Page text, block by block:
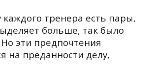
каждого тренера есть пары,
больше, так было
Но эти предпочтения
на преданности делу,